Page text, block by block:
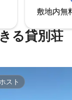
敷地内無
る貸別荘
スト
スト